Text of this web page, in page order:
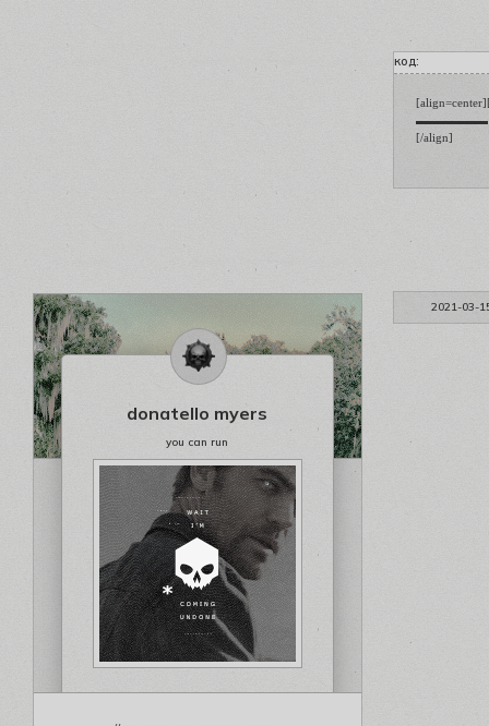
код:
▬▬▬▬▬▬
[/align]
2021-03-
donatello myers
you can run